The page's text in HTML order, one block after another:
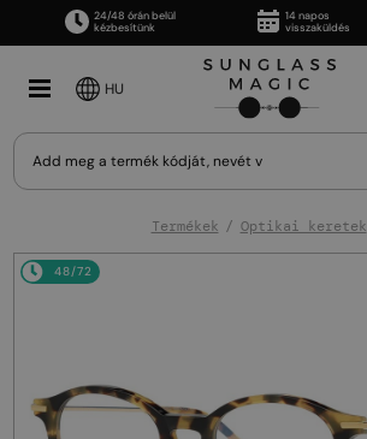
24/48 órán belül
kézbesítünk
14 napos
visszaküldés
HU
Termékek Optikai keretek
48/72